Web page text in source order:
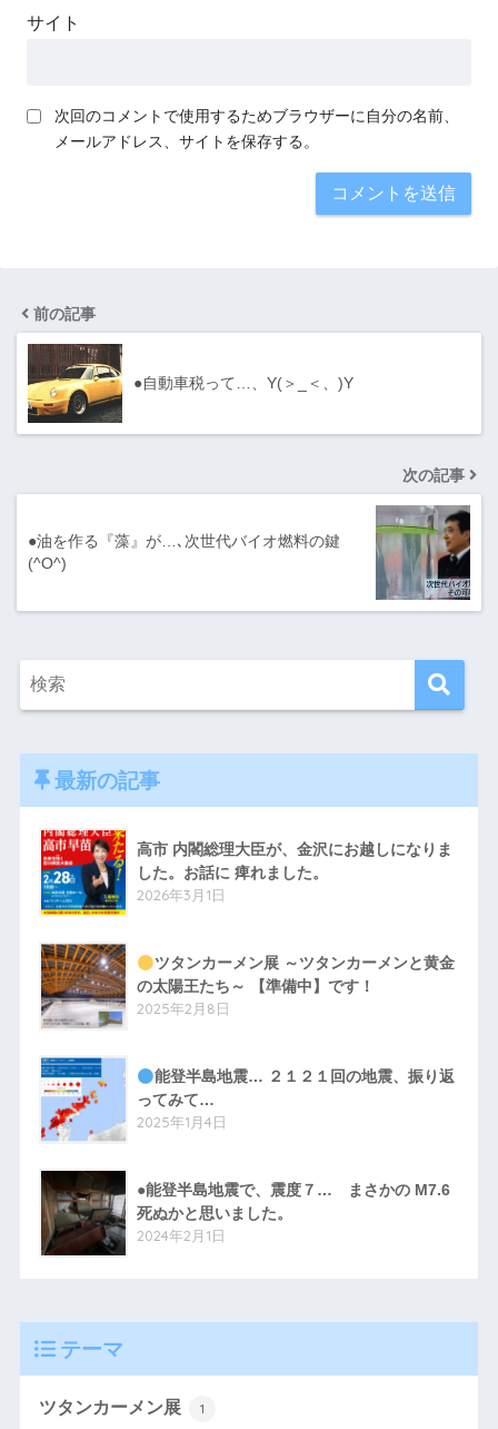
サイト
次回のコメントで使用するためブラウザーに自分の名前、
メールアドレス、サイトを保存する。
前の記事
●自動車税って…、Y(＞_＜、)Y
次の記事
●油を作る『藻』が…､次世代バイオ燃料の鍵
(^O^)
最新の記事
高市 内閣総理大臣が、金沢にお越しになりま
した。お話に 痺れました。
2026年3月1日
ツタンカーメン展 ～ツタンカーメンと黄金
の太陽王たち～ 【準備中】です！
2025年2月8日
能登半島地震… ２１２１回の地震、振り返
ってみて…
2025年1月4日
●能登半島地震で、震度７… まさかの M7.6
死ぬかと思いました。
2024年2月1日
テーマ
ツタンカーメン展 1